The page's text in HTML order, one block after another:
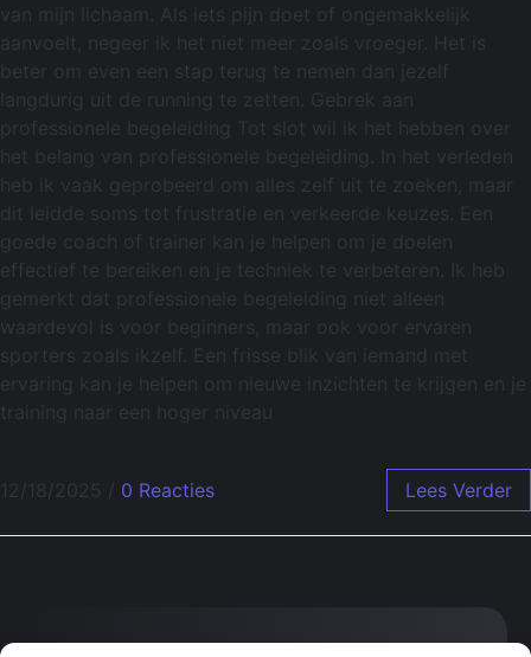
van mijn lichaam. Als iets pijn doet of ongemakkelijk
aanvoelt, negeer ik het niet meer zoals vroeger. Het is
beter om even een stap terug te nemen dan jezelf
langdurig uit de running te zetten. Gebrek aan
professionele begeleiding Tot slot wil ik het hebben over
het belang van professionele begeleiding. In het verleden
heb ik vaak geprobeerd om alles zelf uit te zoeken, maar
dit leidde soms tot frustratie en verkeerde keuzes. Een
goede coach of trainer kan je helpen om je doelen
effectief te bereiken en je techniek te verbeteren. Ik heb
gemerkt dat professionele begeleiding niet alleen
waardevol is voor beginners, maar ook voor ervaren
sporters zoals ikzelf. Een frisse blik van iemand met
ervaring kan je helpen om nieuwe inzichten te krijgen en je
training naar een hoger niveau
12/18/2025 0 Reacties Lees Verder